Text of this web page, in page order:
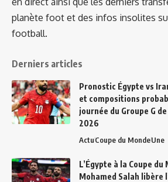
planète foot et des infos insolites
football.
Derniers articles
Pronostic Égypte vs
et compositions
journée du Groupe G
2026
ActuCoupe du MondeUne
L’Égypte à la Coupe du
Mohamed Salah libère